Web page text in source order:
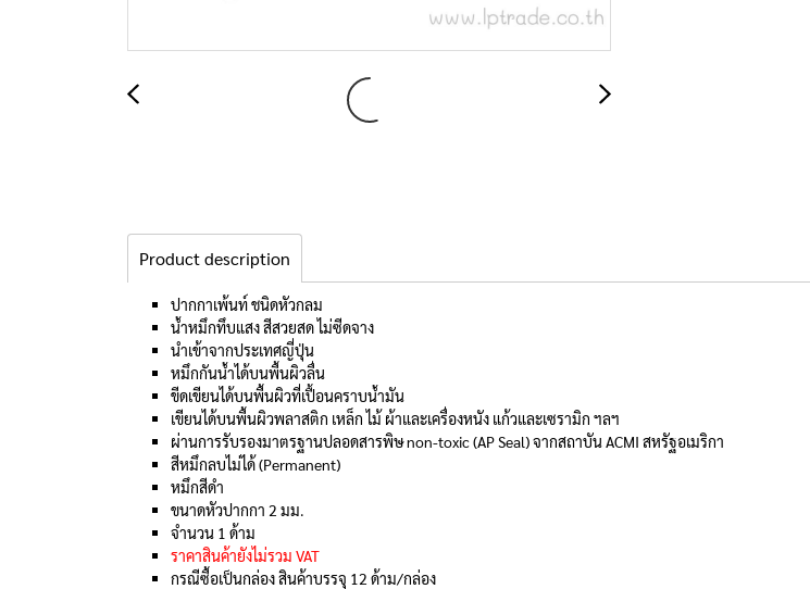
Product description
ปากกาเพ้นท์ ชนิดหัวกลม
น้ำหมึกทึบแสง สีสวยสด ไม่ซีดจาง
นำเข้าจากประเทศญี่ปุ่น
หมึกกันน้ำได้บนพื้นผิวลื่น
ขีดเขียนได้บนพื้นผิวที่เปื้อนคราบน้ำมัน
เขียนได้บนพื้นผิวพลาสติก เหล็ก ไม้ ผ้าและเครื่องหนัง แก้วและเซรามิก ฯลฯ
ผ่านการรับรองมาตรฐานปลอดสารพิษ non-toxic (AP Seal) จากสถาบัน ACMI สหรัฐอเมริกา
สีหมึกลบไม่ได้ (Permanent)
หมึกสีดำ
ขนาดหัวปากกา 2 มม.
จำนวน 1 ด้าม
ราคาสินค้ายังไม่รวม VAT
กรณีซื้อเป็นกล่อง สินค้าบรรจุ 12 ด้าม/กล่อง